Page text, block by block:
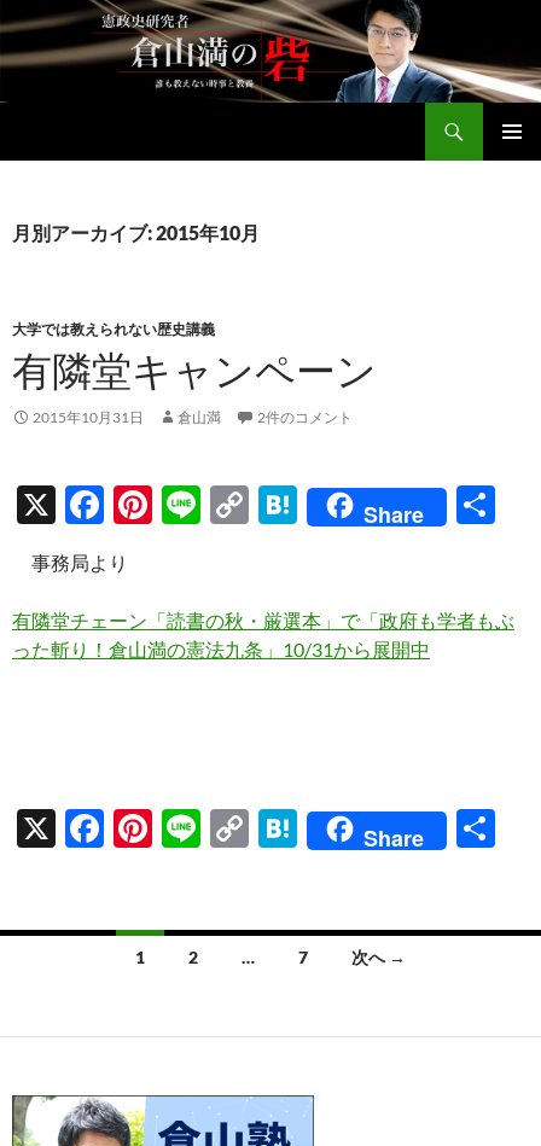
テ
ン
へ
ッ
月別アーカイブ: 2015年10月
大学では教えられない歴史講義
有隣堂キャンペーン
2015年10月31日 倉山満 2件のコメント
X
F
ac
e
b
o
Pi
es
t
Li
C
y
Li
H
n
a
Share
事務局より
有隣堂チェーン「読書の秋・厳選本」で「政府も学者もぶ
った斬り！倉山満の憲法九条」10/31から展開中
X
F
b
Pi
es
Li
C
y
H
n
Share
ナ
ゲ
1 2 … 7 次へ →